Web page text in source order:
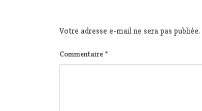
Votre adresse e-mail ne sera pas publiée.
Commentaire *